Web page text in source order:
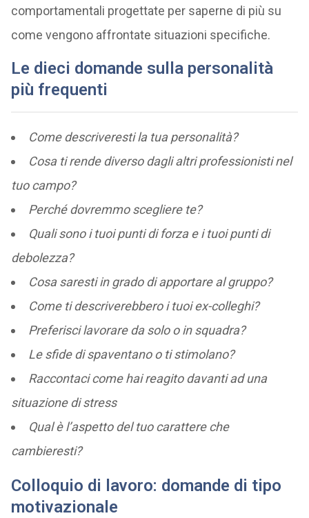
comportamentali progettate per saperne di più su
come vengono affrontate situazioni specifiche.
Le dieci domande sulla personalità
più frequenti
Come descriveresti la tua personalità?
Cosa ti rende diverso dagli altri professionisti nel
tuo campo?
Perché dovremmo scegliere te?
Quali sono i tuoi punti di forza e i tuoi punti di
debolezza?
Cosa saresti in grado di apportare al gruppo?
Come ti descriverebbero i tuoi ex-colleghi?
Preferisci lavorare da solo o in squadra?
Le sfide di spaventano o ti stimolano?
Raccontaci come hai reagito davanti ad una
situazione di stress
Qual è l’aspetto del tuo carattere che
cambieresti?
Colloquio di lavoro: domande di tipo
motivazionale